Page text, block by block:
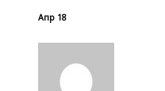
Апр 18